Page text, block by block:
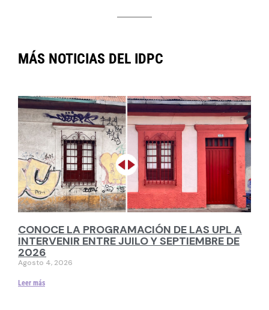
MÁS NOTICIAS DEL IDPC
CONOCE LA PROGRAMACIÓN DE LAS UPL A
INTERVENIR ENTRE JUILO Y SEPTIEMBRE DE
2026
Agosto 4, 2026
Leer más